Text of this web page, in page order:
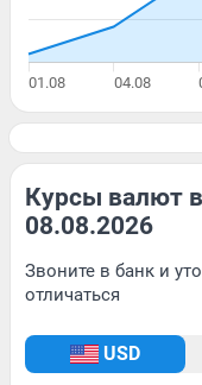
Курсы валют
08.08.2026
Звоните в банк и
отличаться
USD